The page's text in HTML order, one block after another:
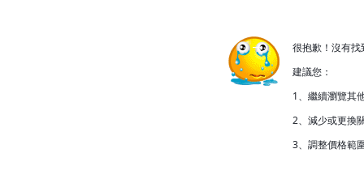
很抱歉！沒有
建議您：
1、繼續瀏覽其
2、減少或更換
3、調整價格範